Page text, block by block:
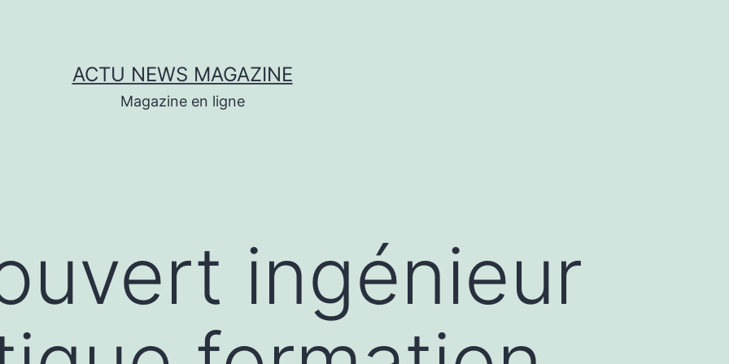
ACTU NEWS MAGAZINE
Magazine en ligne
ingénieur